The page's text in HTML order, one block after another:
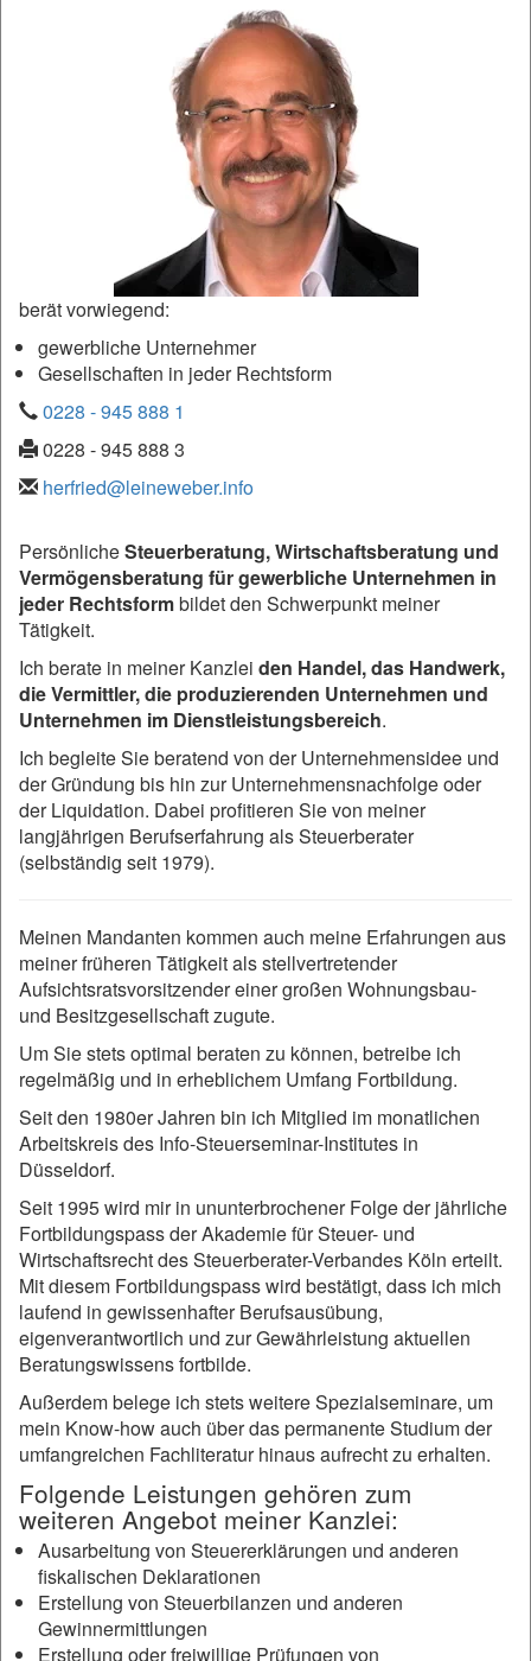
berät vorwiegend:
gewerbliche Unternehmer
Gesellschaften in jeder Rechtsform
0228 - 945 888 1
0228 - 945 888 3
herfried@leineweber.info
PersönlicheSteuerberatung, Wirtschaftsberatung und
Vermögensberatung für gewerbliche Unternehmen in
jeder Rechtsformbildet den Schwerpunkt meiner
Tätigkeit.
Ich berate in meiner Kanzlei den Handel, das Handwerk,
die Vermittler, die produzierenden Unternehmen und
Unternehmen im Dienstleistungsbereich.
Ich begleite Sie beratend von der Unternehmensidee und
der Gründung bis hin zur Unternehmensnachfolge oder
der Liquidation. Dabei profitieren Sie von meiner
langjährigen Berufserfahrung als Steuerberater
(selbständig seit 1979).
Meinen Mandanten kommen auch meine Erfahrungen aus
meiner früheren Tätigkeit als stellvertretender
Aufsichtsratsvorsitzender einer großen Wohnungsbau-
und Besitzgesellschaft zugute.
Um Sie stets optimal beraten zu können, betreibe ich
regelmäßig und in erheblichem Umfang Fortbildung.
Seit den 1980er Jahren bin ich Mitglied im monatlichen
Arbeitskreis des Info-Steuerseminar-Institutes in
Düsseldorf.
Seit 1995 wird mir in ununterbrochener Folge der jährliche
Fortbildungspass der Akademie für Steuer- und
Wirtschaftsrecht des Steuerberater-Verbandes Köln erteilt.
Mit diesem Fortbildungspass wird bestätigt, dass ich mich
laufend in gewissenhafter Berufsausübung,
eigenverantwortlich und zur Gewährleistung aktuellen
Beratungswissens fortbilde.
Außerdem belege ich stets weitere Spezialseminare, um
mein Know-how auch über das permanente Studium der
umfangreichen Fachliteratur hinaus aufrecht zu erhalten.
Folgende Leistungen gehören zum
weiteren Angebot meiner Kanzlei:
Ausarbeitung von Steuererklärungen und anderen
fiskalischen Deklarationen
Erstellung von Steuerbilanzen und anderen
Gewinnermittlungen
Erstellung oder freiwillige Prüfungen von